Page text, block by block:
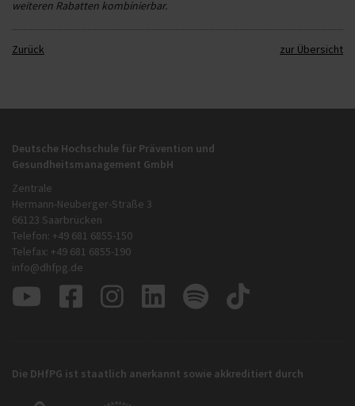
weiteren Rabatten kombinierbar.
Zurück zur Übersicht
Deutsche Hochschule für Prävention und
Gesundheitsmanagement GmbH
Zentrale
Hermann-Neuberger-Straße 3
66123 Saarbrücken
Telefon: +49 681 6855-150
Telefax: +49 681 6855-190
info@dhfpg.de
Die DHfPG ist staatlich anerkannt sowie akkreditiert durch